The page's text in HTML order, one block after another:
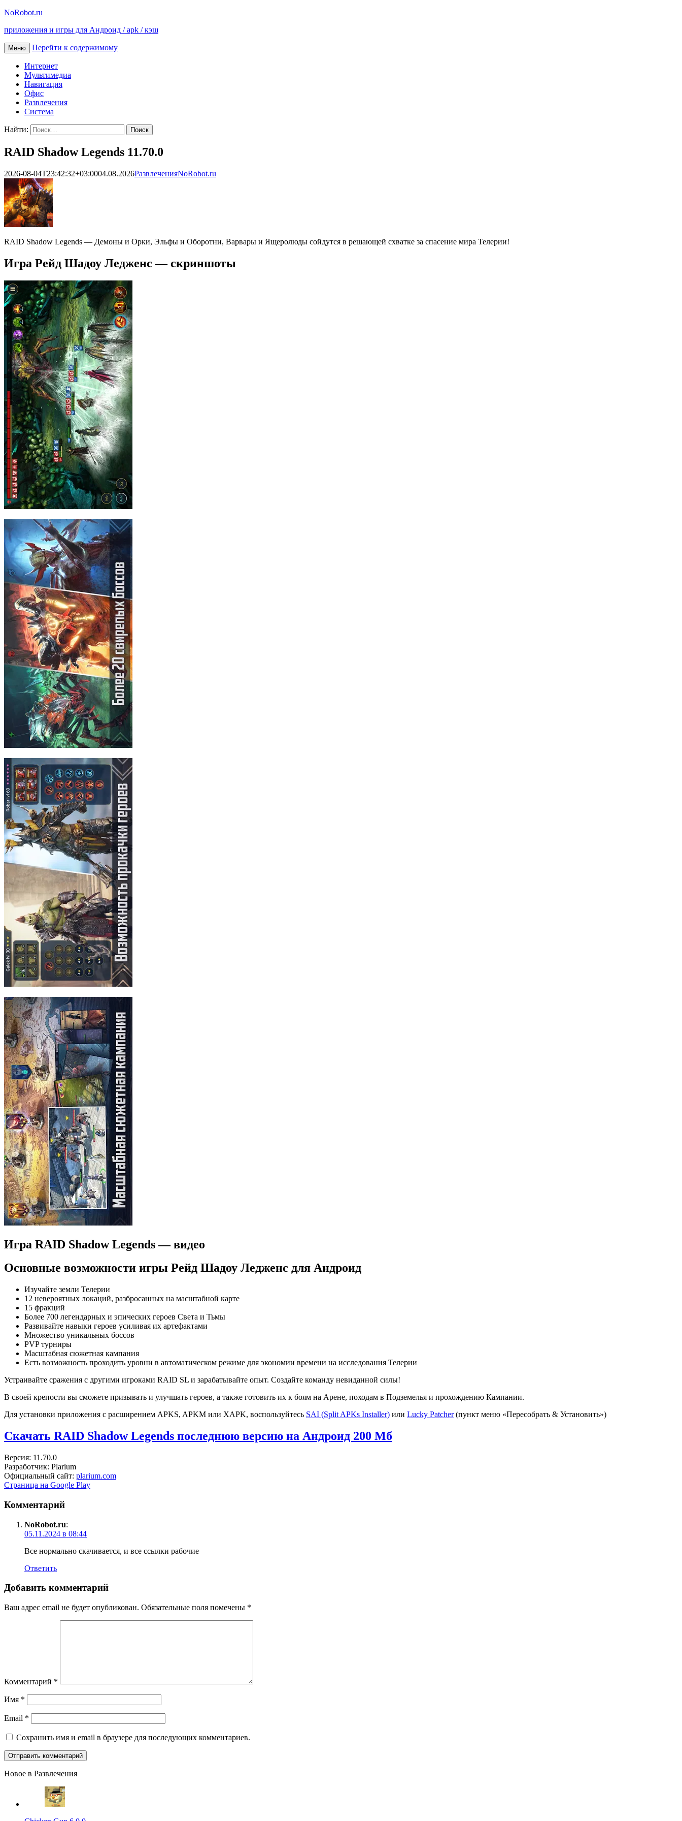
NoRobot.ru
приложения и игры для Андроид / apk / кэш
Меню Перейти к содержимому
Интернет
Мультимедиа
Навигация
Офис
Развлечения
Система
Найти:
RAID Shadow Legends 11.70.0
2026-08-04T23:42:32+03:0004.08.2026РазвлеченияNoRobot.ru
RAID Shadow Legends — Демоны и Орки, Эльфы и Оборотни, Варвары и Ящеролюды сойдутся в решающей схватке за спасение мира Телерии!
Игра Рейд Шадоу Ледженс — скриншоты
Игра RAID Shadow Legends — видео
Основные возможности игры Рейд Шадоу Ледженс для Андроид
Изучайте земли Телерии
12 невероятных локаций, разбросанных на масштабной карте
15 фракций
Более 700 легендарных и эпических героев Света и Тьмы
Развивайте навыки героев усиливая их артефактами
Множество уникальных боссов
PVP турниры
Масштабная сюжетная кампания
Есть возможность проходить уровни в автоматическом режиме для экономии времени на исследования Телерии
Устраивайте сражения с другими игроками RAID SL и зарабатывайте опыт. Создайте команду невиданной силы!
В своей крепости вы сможете призывать и улучшать героев, а также готовить их к боям на Арене, походам в Подземелья и прохождению Кампании.
Для установки приложения с расширением APKS, APKM или XAPK, воспользуйтесь SAI (Split APKs Installer) или Lucky Patcher(пункт меню «Пересобрать & Установить»)
Скачать RAID Shadow Legends последнюю версию на Андроид 200 Мб
Версия: 11.70.0
Разработчик: Plarium
Официальный сайт: plarium.com
Страница на Google Play
Комментарий
NoRobot.ru:
05.11.2024 в 08:44
Все нормально скачивается, и все ссылки рабочие
Ответить
Добавить комментарий
Ваш адрес email не будет опубликован. Обязательные поля помечены *
Комментарий *
Имя *
Email *
Сохранить имя и email в браузере для последующих комментариев.
Новое в Развлечения